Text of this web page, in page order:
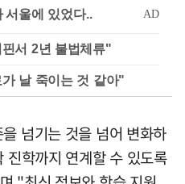
서 2년 불법체류"
날 죽이는 것 같아"
넘기는 것을 넘어 변화하
진학까지 연계할 수 있도록